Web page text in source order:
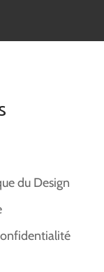
du Design